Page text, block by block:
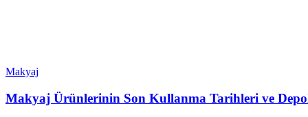
Makyaj
Makyaj Ürünlerinin Son Kullanma Tarihleri ve